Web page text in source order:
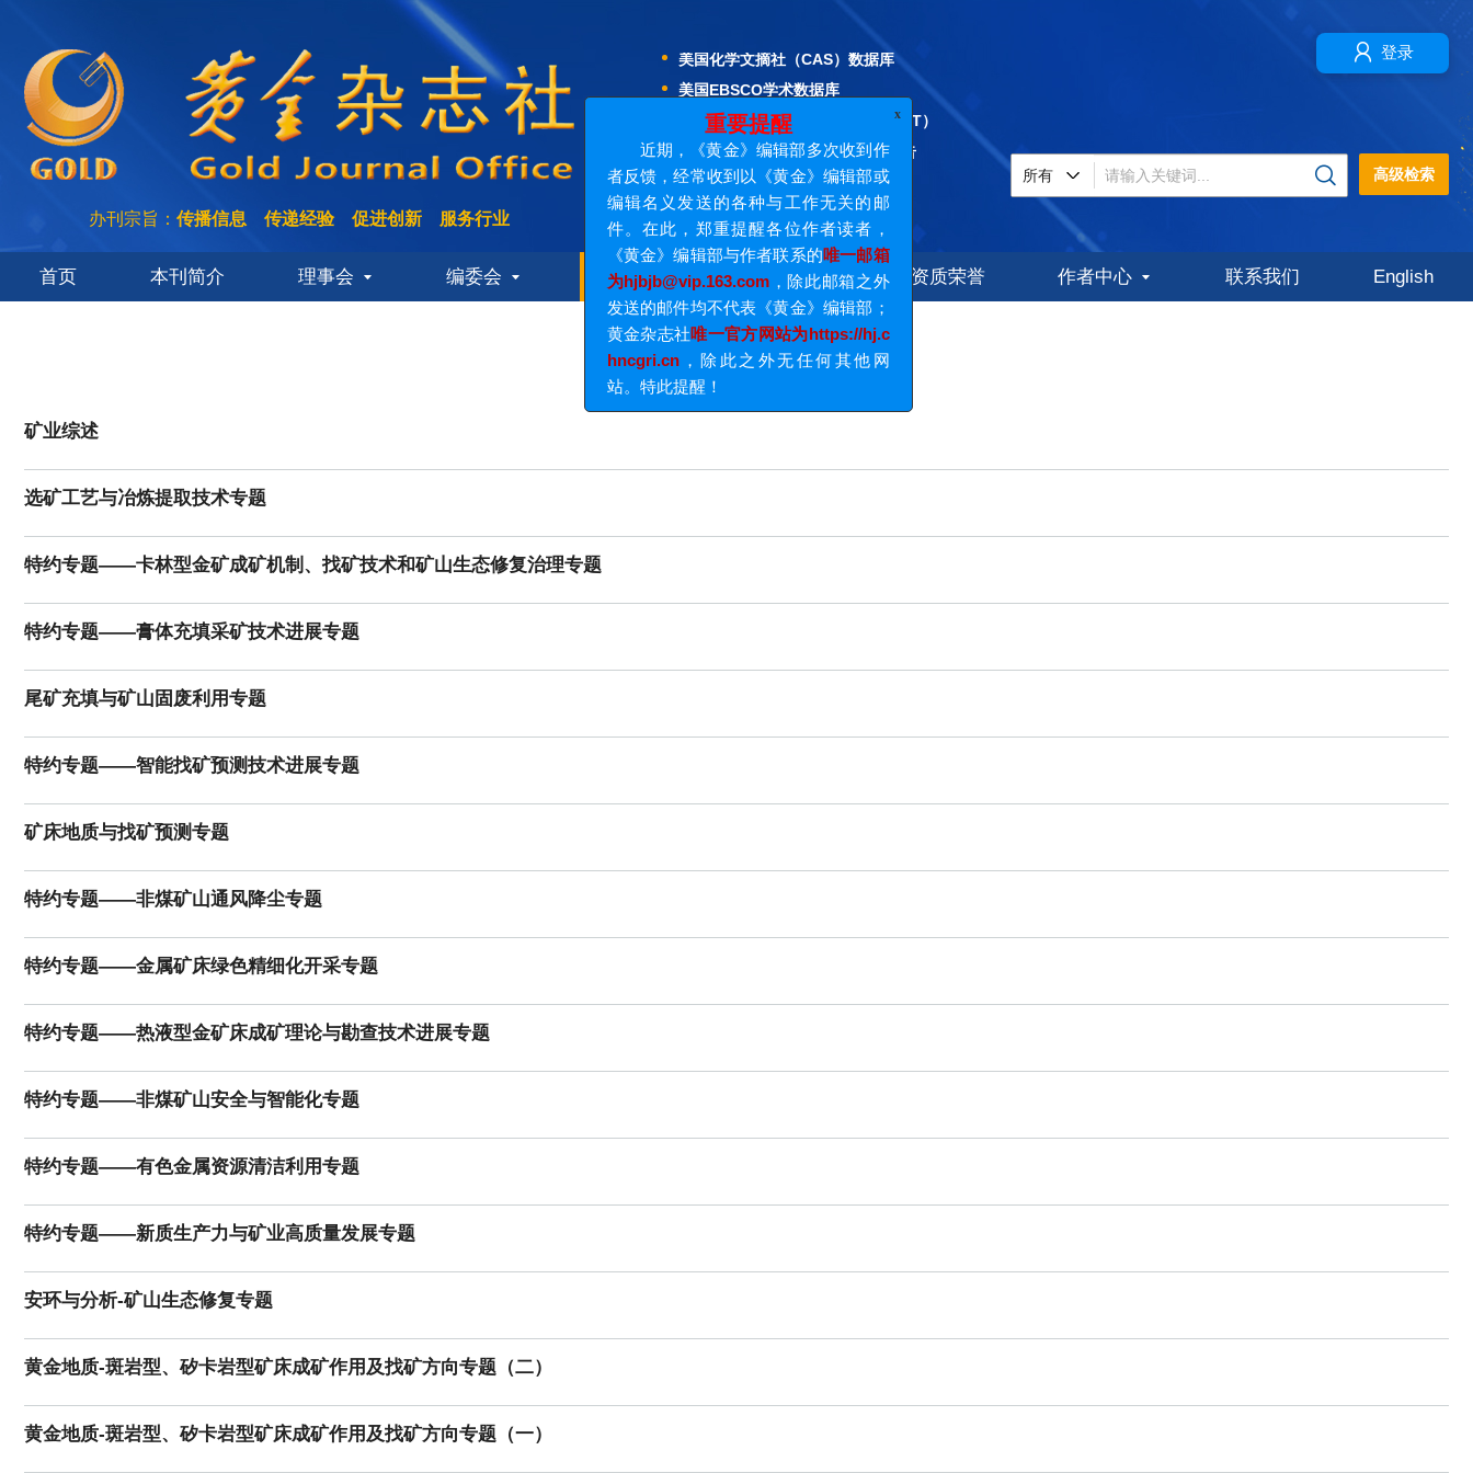
办刊宗旨： 传播信息 传递经验 促进创新 服务行业
美国化学文摘社（CAS）数据库
美国EBSCO学术数据库
日本科学技术振兴机构数据库（JST）
WJCI科技期刊世界影响力指数报告
中国期刊全文数据库
中国核心期刊（遴选）数据库
中文科技期刊数据库
中国学术期刊综合评价数据库
中国科技核心期刊
美国化学文摘社（CAS）数据库
美国EBSCO学术数据库
日本科学技术振兴机构数据库（JST）
WJCI科技期刊世界影响力指数报告
中国学术期刊综合评价数据库
登录
高级检索
首页 本刊简介 理事会 编委会 期刊导读 期刊订阅 资质荣誉 作者中心 联系我们 English
专刊专栏
矿业综述
选矿工艺与冶炼提取技术专题
特约专题——卡林型金矿成矿机制、找矿技术和矿山生态修复治理专题
特约专题——膏体充填采矿技术进展专题
尾矿充填与矿山固废利用专题
特约专题——智能找矿预测技术进展专题
矿床地质与找矿预测专题
特约专题——非煤矿山通风降尘专题
特约专题——金属矿床绿色精细化开采专题
特约专题——热液型金矿床成矿理论与勘查技术进展专题
特约专题——非煤矿山安全与智能化专题
特约专题——有色金属资源清洁利用专题
特约专题——新质生产力与矿业高质量发展专题
安环与分析-矿山生态修复专题
黄金地质-斑岩型、矽卡岩型矿床成矿作用及找矿方向专题（二）
黄金地质-斑岩型、矽卡岩型矿床成矿作用及找矿方向专题（一）
重要提醒
近期，《黄金》编辑部多次收到作
者反馈，经常收到以《黄金》编辑部或
编辑名义发送的各种与工作无关的邮
件。在此，郑重提醒各位作者读者，
《黄金》编辑部与作者联系的唯一邮箱
为hjbjb@vip.163.com，除此邮箱之外
发送的邮件均不代表《黄金》编辑部；
黄金杂志社唯一官方网站为https://hj.c
hncgri.cn ，除此之外无任何其他网
站。特此提醒！